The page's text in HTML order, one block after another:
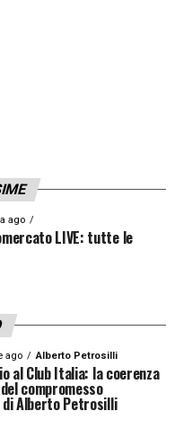
mesi. L’
a oggi,
del pressing
una
ora sanno
partita e reagire
sempre da una
campo il più
ago
LIVE: tutte le
ago Alberto Petrosilli
al Club Italia: la coerenza
compromesso
di Alberto Petrosilli